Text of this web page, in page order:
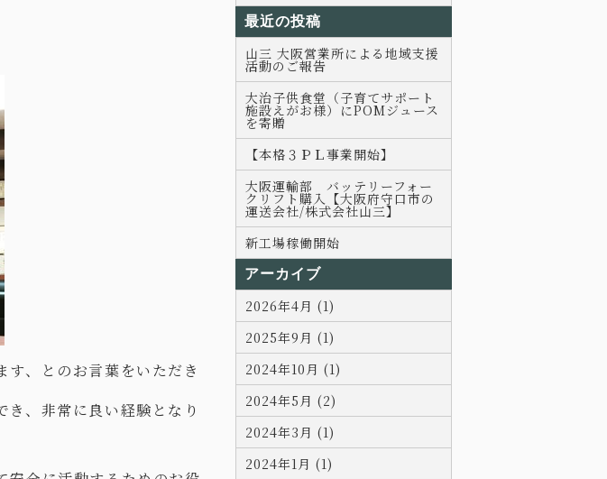
、とのお言葉をいただき
、非常に良い経験となり
最近の投稿
山三 大阪営業所による地域支援
活動のご報告
大治子供食堂（子育てサポート
施設えがお様）にPOMジュース
を寄贈
【本格３ＰＬ事業開始】
大阪運輸部 バッテリーフォー
クリフト購入【大阪府守口市の
運送会社/株式会社山三】
新工場稼働開始
アーカイブ
2026年4月 (1)
2025年9月 (1)
2024年10月 (1)
2024年5月 (2)
2024年3月 (1)
2024年1月 (1)